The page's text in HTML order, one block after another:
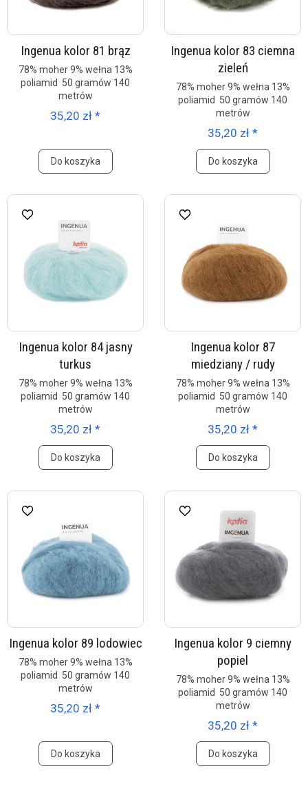
Ingenua kolor 81 brąz
78% moher 9% wełna 13%
poliamid 50 gramów 140
metrów
35,20 zł *
Do koszyka
Ingenua kolor 83 ciemna
zieleń
78% moher 9% wełna 13%
poliamid 50 gramów 140
metrów
35,20 zł *
Do koszyka
Ingenua kolor 84 jasny
turkus
78% moher 9% wełna 13%
poliamid 50 gramów 140
metrów
35,20 zł *
Do koszyka
Ingenua kolor 87
miedziany / rudy
78% moher 9% wełna 13%
poliamid 50 gramów 140
metrów
35,20 zł *
Do koszyka
Ingenua kolor 89 lodowiec
78% moher 9% wełna 13%
poliamid 50 gramów 140
metrów
35,20 zł *
Do koszyka
Ingenua kolor 9 ciemny
popiel
78% moher 9% wełna 13%
poliamid 50 gramów 140
metrów
35,20 zł *
Do koszyka